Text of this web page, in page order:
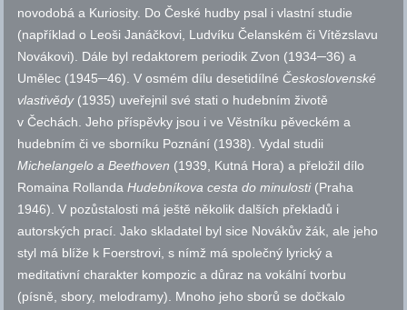
novodobá a Kuriosity. Do České hudby psal i vlastní studie
(například o Leoši Janáčkovi, Ludvíku Čelanském či Vítězslavu
Novákovi). Dále byl redaktorem periodik Zvon (1934─36) a
Umělec (1945─46). V osmém dílu desetidílné Československé
vlastivědy(1935) uveřejnil své stati o hudebním životě
v Čechách. Jeho příspěvky jsou i ve Věstníku pěveckém a
hudebním či ve sborníku Poznání (1938). Vydal studii
Michelangelo a Beethoven (1939, Kutná Hora) a přeložil dílo
Romaina RollandaHudebníkova cesta do minulosti(Praha
1946). V pozůstalosti má ještě několik dalších překladů i
autorských prací. Jako skladatel byl sice Novákův žák, ale jeho
styl má blíže k Foerstrovi, s nímž má společný lyrický a
meditativní charakter kompozic a důraz na vokální tvorbu
(písně, sbory, melodramy). Mnoho jeho sborů se dočkalo